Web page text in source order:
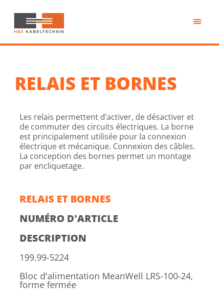
contenu
principal
H&S
Kabeltechnik
RELAIS ET BORNES
Les relais permettent d’activer, de désactiver et
de commuter des circuits électriques. La borne
est principalement utilisée pour la connexion
électrique et mécanique. Connexion des câbles.
La conception des bornes permet un montage
par encliquetage.
RELAIS ET BORNES
NUMÉRO D'ARTICLE
DESCRIPTION
199.99-5224
Bloc d'alimentation MeanWell LRS-100-24,
forme fermée